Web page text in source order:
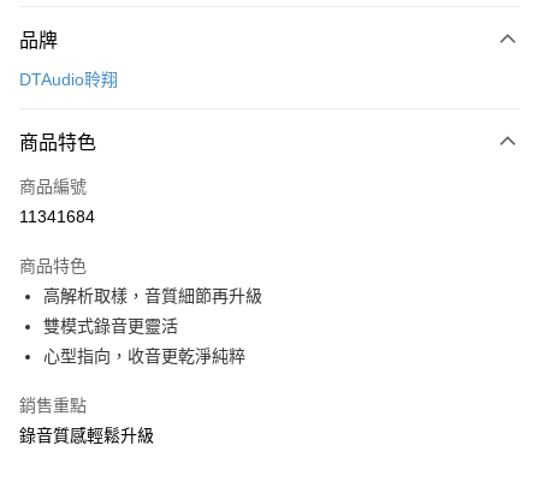
運送方式
全家取貨付款
每筆NT$60，滿NT$499(含以上)免運費
每筆NT$60，滿NT$598(含以上)免運費
付款後萊爾富取貨
每筆NT$60，滿NT$598(含以上)免運費
7-11取貨付款
每筆NT$60，滿NT$598(含以上)免運費
品牌
DTAudio聆翔
商品特色
商品編號
11341684
商品特色
高解析取樣，音質細節再升級
雙模式錄音更靈活
心型指向，收音更乾淨純粹
銷售重點
錄音質感輕鬆升級